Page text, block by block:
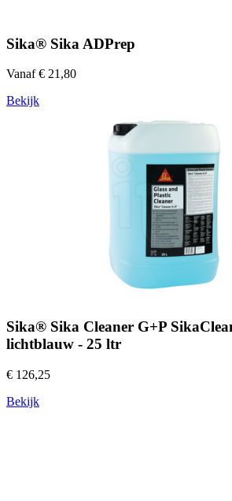
Sika® Sika ADPrep
Vanaf € 21,80
Bekijk
Sika® Sika Cleaner G+P
lichtblauw - 25 ltr
€ 126,25
Bekijk